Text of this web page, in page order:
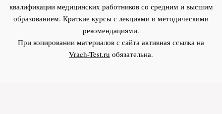
квалификации медицинских работников со средним и высшим
образованием. Краткие курсы с лекциями и методическими
рекомендациями.
При копировании материалов с сайта активная ссылка на
Vrach-Test.ru обязательна.